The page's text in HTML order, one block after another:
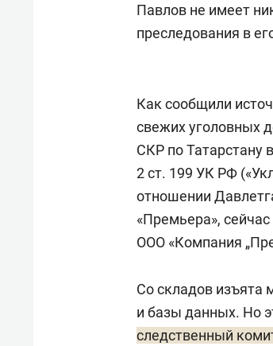
Павлов не имеет
преследования в
Как сообщили
свежих уголовных
СКР по Татарстану
2 ст. 199 УК РФ
отношении
«Премьера»,
ООО «Компания
Со складов изъята
и базы данных. Но
следственный